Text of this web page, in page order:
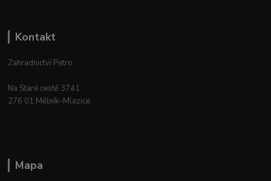
Kontakt
Zahradnictví Petro
Na Staré cestě 3741
276 01 Mělník–Mlazice
Mapa